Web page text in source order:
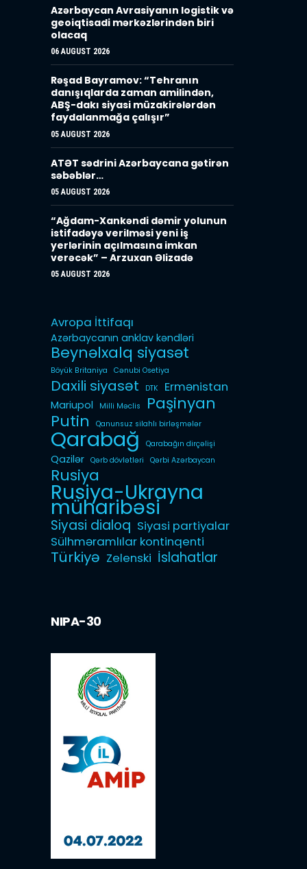
Azərbaycan Avrasiyanın logistik və
geoiqtisadi mərkəzlərindən biri
olacaq
06 AUGUST 2026
Rəşad Bayramov: “Tehranın
danışıqlarda zaman amilindən,
ABŞ-dakı siyasi müzakirələrdən
faydalanmağa çalışır”
05 AUGUST 2026
ATƏT sədrini Azərbaycana gətirən
səbəblər…
05 AUGUST 2026
“Ağdam-Xankəndi dəmir yolunun
istifadəyə verilməsi yeni iş
yerlərinin açılmasına imkan
verəcək” – Arzuxan Əlizadə
05 AUGUST 2026
Avropa İttifaqı
Azərbaycanın anklav kəndləri
Beynəlxalq siyasət
Böyük Britaniya Cənubi Osetiya
Daxili siyasət DTK Ermənistan
Mariupol Milli Məclis
Paşinyan
Putin
Qanunsuz silahlı birləşmələr
Qarabağ Qarabağın dirçəlişi
Qazilər Qərb dövlətləri Qərbi Azərbaycan
Rusiya
Rusiya-Ukrayna
müharibəsi
Siyasi dialoq Siyasi partiyalar
Sülhməramlılar kontinqenti
Türkiyə Zelenski İslahatlar
NIPA-30